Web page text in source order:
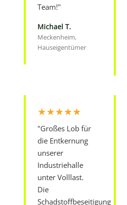
Team!"
Michael T.
Meckenheim,
Hauseigentümer
★★★★★
"Großes Lob für
die Entkernung
unserer
Industriehalle
unter Volllast.
Die
Schadstoffbeseitigung